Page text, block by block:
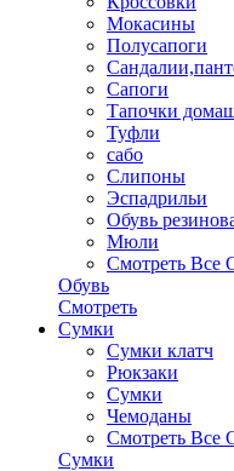
Мокасины
Полусапоги
Сапоги
Тапочки
Туфли
сабо
Слипоны
Эспадрильи
Обувь
Мюли
Смотреть Все
Обувь
Смотреть
Сумки
Сумки клатч
Рюкзаки
Сумки
Чемоданы
Смотреть Все
Сумки